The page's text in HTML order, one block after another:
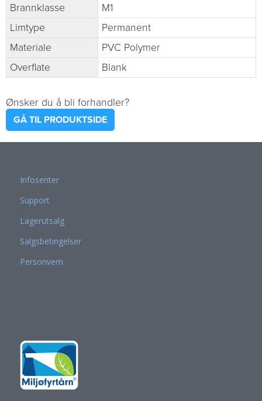
Brannklasse
M1
Limtype
Permanent
Materiale
PVC Polymer
Overflate
Blank
Ønsker du å bli forhandler?
GÅ TIL PRODUKTSIDE
Infosenter
Support
Lagerutsalg
Salgsbetingelser
Personvern